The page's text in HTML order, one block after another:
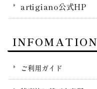
artigiano公式HP
INFOMATION
ご利用ガイド